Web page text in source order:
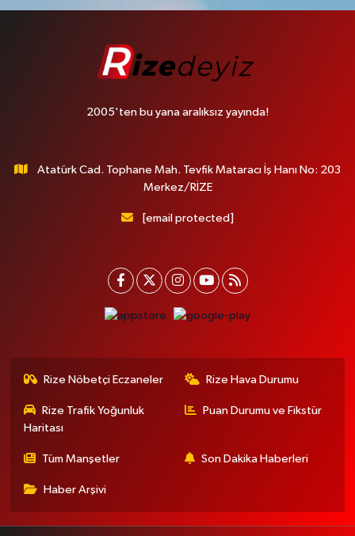
2005'ten bu yana aralıksız yayında!
Atatürk Cad. Tophane Mah. Tevfik Mataracı İş Hanı No: 203
Merkez/RİZE
[email protected]
Rize Nöbetçi Eczaneler Rize Hava Durumu
Rize Trafik Yoğunluk
Haritası
Puan Durumu ve Fikstür
Tüm Manşetler Son Dakika Haberleri
Haber Arşivi